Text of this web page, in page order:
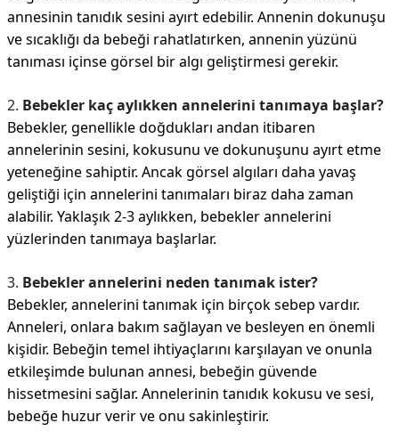
annesinin tanıdık sesini ayırt edebilir. Annenin dokunuşu
ve sıcaklığı da bebeği rahatlatırken, annenin yüzünü
tanıması içinse görsel bir algı geliştirmesi gerekir.
2. Bebekler kaç aylıkken annelerini tanımaya başlar?
Bebekler, genellikle doğdukları andan itibaren
annelerinin sesini, kokusunu ve dokunuşunu ayırt etme
yeteneğine sahiptir. Ancak görsel algıları daha yavaş
geliştiği için annelerini tanımaları biraz daha zaman
alabilir. Yaklaşık 2-3 aylıkken, bebekler annelerini
yüzlerinden tanımaya başlarlar.
3. Bebekler annelerini neden tanımak ister?
Bebekler, annelerini tanımak için birçok sebep vardır.
Anneleri, onlara bakım sağlayan ve besleyen en önemli
kişidir. Bebeğin temel ihtiyaçlarını karşılayan ve onunla
etkileşimde bulunan annesi, bebeğin güvende
hissetmesini sağlar. Annelerinin tanıdık kokusu ve sesi,
bebeğe huzur verir ve onu sakinleştirir.